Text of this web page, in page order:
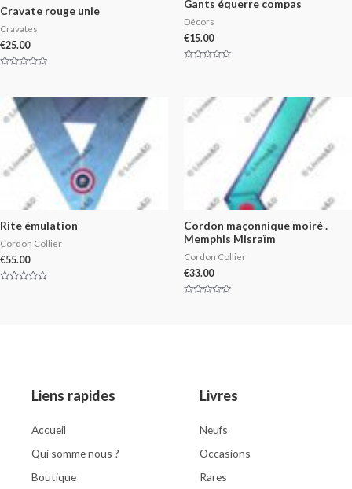
Cravate rouge unie
Cravates
€25.00
Gants équerre compas
Décors
€15.00
Rite émulation
Cordon Collier
€55.00
Cordon maçonnique moiré .
Memphis Misraïm
Cordon Collier
€33.00
Liens rapides
Accueil
Qui somme nous ?
Boutique
Livres
Neufs
Occasions
Rares